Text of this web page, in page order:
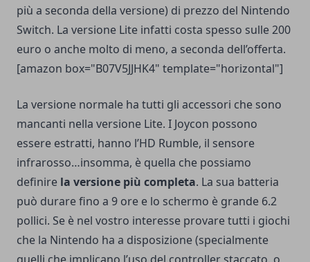
più a seconda della versione) di prezzo del Nintendo
Switch. La versione Lite infatti costa spesso sulle 200
euro o anche molto di meno, a seconda dell’offerta.
[amazon box="B07V5JJHK4" template="horizontal"]
La versione normale ha tutti gli accessori che sono
mancanti nella versione Lite. I Joycon possono
essere estratti, hanno l’HD Rumble, il sensore
infrarosso…insomma, è quella che possiamo
definire la versione più completa. La sua batteria
può durare fino a 9 ore e lo schermo è grande 6.2
pollici. Se è nel vostro interesse provare tutti i giochi
che la Nintendo ha a disposizione (specialmente